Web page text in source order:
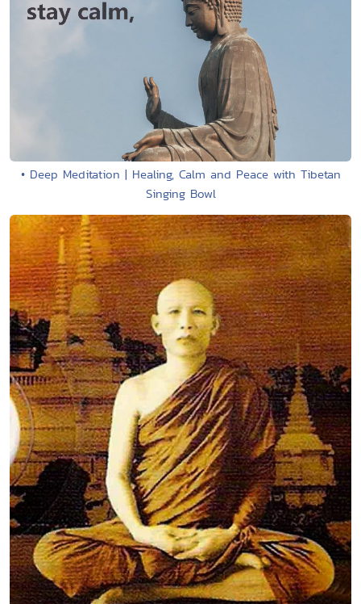
• Deep Meditation | Healing, Calm and Peace with Tibetan
Singing Bowl